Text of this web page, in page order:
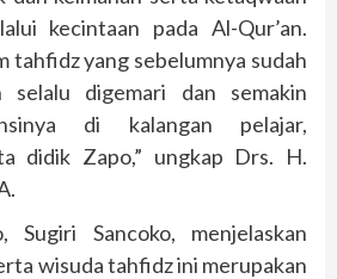
kecintaan pada Al-Qur’an.
tahfidz yang sebelumnya sudah
selalu digemari dan semakin
di kalangan pelajar,
didik Zapo,” ungkap Drs. H.
Sugiri Sancoko, menjelaskan
wisuda tahfidz ini merupakan